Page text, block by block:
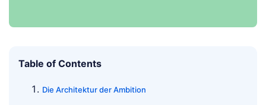
Table of Contents
Die Architektur der Ambition